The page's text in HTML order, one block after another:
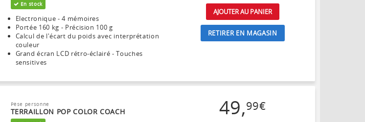
En stock
Electronique - 4 mémoires
Portée 160 kg - Précision 100 g
Calcul de l'écart du poids avec interprétation
couleur
Grand écran LCD rétro-éclairé - Touches
sensitives
AJOUTER AU PANIER
RETIRER EN MAGASIN
Pèse personne
TERRAILLON POP COLOR COACH 49,99€